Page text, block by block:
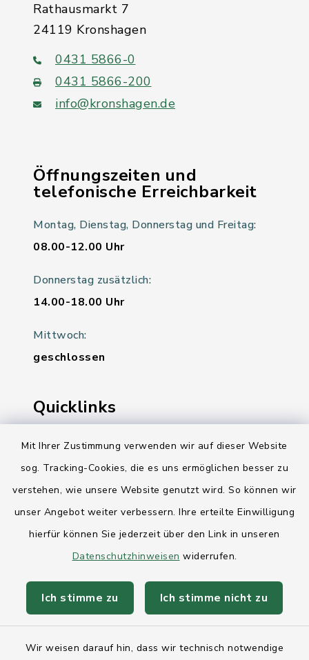
Mit Ihrer Zustimmung verwenden wir auf dieser Website
sog. Tracking-Cookies, die es uns ermöglichen besser zu
verstehen, wie unsere Website genutzt wird. So können wir
unser Angebot weiter verbessern. Ihre erteilte Einwilligung
hierfür können Sie jederzeit über den Link in unseren
Datenschutzhinweisen widerrufen.
Ich stimme zu Ich stimme nicht zu
Wir weisen darauf hin, dass wir technisch notwendige
Rathausmarkt 7
24119 Kronshagen
0431 5866-0
0431 5866-200
info@kronshagen.de
Öffnungszeiten und
telefonische Erreichbarkeit
Montag, Dienstag, Donnerstag und Freitag:
08.00-12.00 Uhr
Donnerstag zusätzlich:
14.00-18.00 Uhr
Mittwoch:
geschlossen
Quicklinks
Ihre Behördennummer 115
Landesregierung Schleswig-Holstein
AktivRegion Mittelholstein